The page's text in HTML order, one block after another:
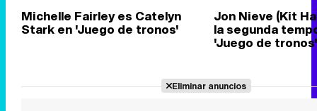
Michelle Fairley es Catelyn
Stark en 'Juego de tronos'
Jon Nieve (Kit
la segunda
'Juego de tronos'
Eliminar anuncios